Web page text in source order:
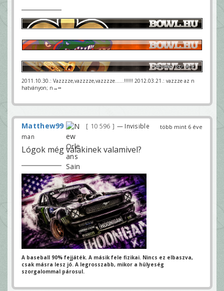
2011.10.30.: Vazzzze,vazzzze,vazzzze......!!!!!! 2012.03.21.: vazzze az n
hatványon; n→∞
több mint 6 éve
Matthew99 10 596
— Invisible
man
Lógok még valakinek valamivel?
A baseball 90% fejjáték. A másik fele fizikai. Nincs ez elbaszva,
csak másra lesz jó. A legrosszabb, mikor a hülyeség
szorgalommal párosul.